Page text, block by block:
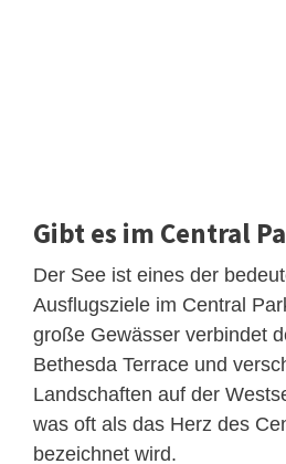
Gibt es im Central
Der See ist eines der
Ausflugsziele im Central
große Gewässer verbindet
Bethesda Terrace und
Landschaften auf der
was oft als das Herz des
bezeichnet wird.